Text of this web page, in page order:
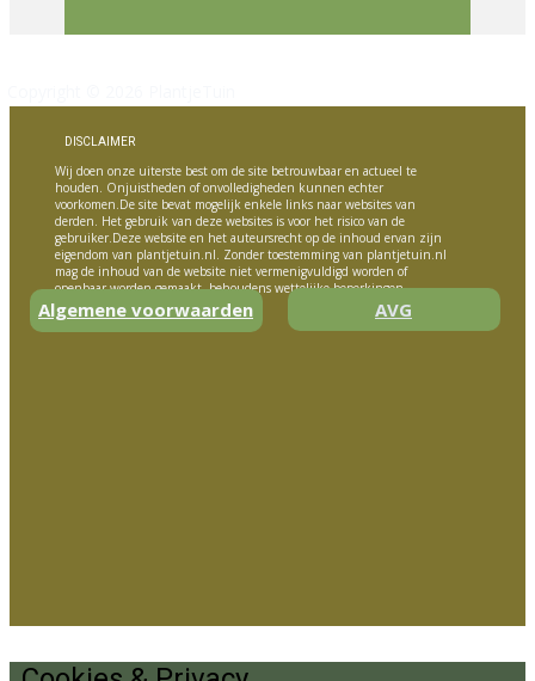
DISCLAIMER
Wij doen onze uiterste best om de site betrouwbaar en actueel te
houden. Onjuistheden of onvolledigheden kunnen echter
voorkomen.De site bevat mogelijk enkele links naar websites van
derden. Het gebruik van deze websites is voor het risico van de
gebruiker.Deze website en het auteursrecht op de inhoud ervan zijn
eigendom van plantjetuin.nl. Zonder toestemming van plantjetuin.nl
mag de inhoud van de website niet vermenigvuldigd worden of
openbaar worden gemaakt, behoudens wettelijke beperkingen.
Algemene voorwaarden AVG